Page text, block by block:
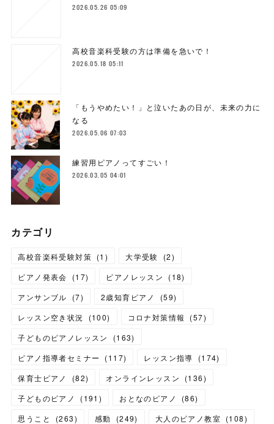
2026.05.26 05:09
高校音楽科受験の方は準備を急いで！
2026.05.18 05:11
「もうやめたい！」と泣いたあの日が、未来の力に
なる
2026.05.06 07:03
練習用ピアノってすごい！
2026.03.05 04:01
カテゴリ
高校音楽科受験対策 (1 ) 大学受験 (2)
ピアノ発表会
(17) ピアノレッスン (18)
アンサンブル
(7) 2歳知育ピアノ (59)
レッスン空き状況
(100) コロナ対策情報 (57)
子どものピアノレッスン
(163)
ピアノ指導者セミナー
(117) レッスン指導 (174)
保育士ピアノ
(82) オンラインレッスン (136)
子どものピアノ
(191 ) おとなのピアノ (86)
思うこと
(263) 感動 (249) 大人のピアノ教室 (108)